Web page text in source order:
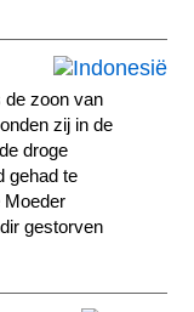
de zoon van
zij in de
droge
gehad te
Moeder
gestorven